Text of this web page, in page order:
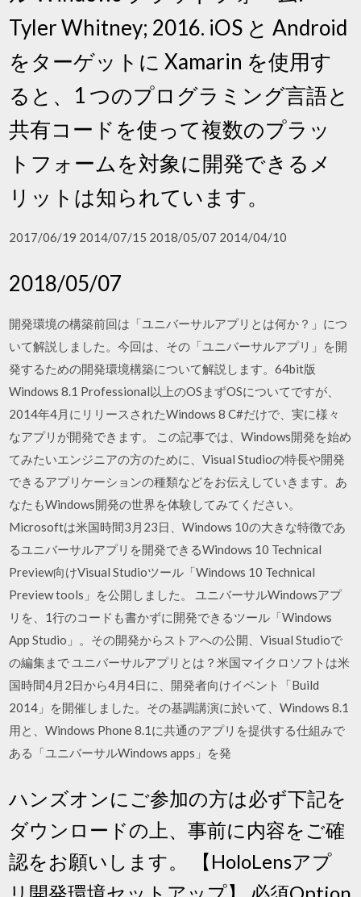
Tyler Whitney; 2016. iOS と Android
をターゲットに Xamarin を使用す
ると、1 つのプログラミング言語と
共有コードを使って複数のプラッ
トフォームを対象に開発できるメ
リットは知られています。
2017/06/19 2014/07/15 2018/05/07 2014/04/10
2018/05/07
開発環境の構築前回は「ユニバーサルアプリとは何か？」につ
いて解説しました。今回は、その「ユニバーサルアプリ」を開
発するための開発環境構築について解説します。64bit版
Windows 8.1 Professional以上のOSまずOSについてですが、
2014年4月にリリースされたWindows 8 C#だけで、実に様々
なアプリが開発できます。 この記事では、Windows開発を始め
てみたいエンジニアの方のために、Visual Studioの特長や開発
できるアプリケーションの種類などをお伝えしていきます。あ
なたもWindows開発の世界を体験してみてください。
Microsoftは米国時間3月23日、Windows 10の大きな特徴であ
るユニバーサルアプリを開発できるWindows 10 Technical
Preview向けVisual Studioツール「Windows 10 Technical
Preview tools」を公開しました。 ユニバーサルWindowsアプ
リを、1行のコードも書かずに開発できるツール「Windows
App Studio」。その開発からストアへの公開、Visual Studioで
の編集まで ユニバーサルアプリとは？米国マイクロソフトは米
国時間4月2日から4月4日に、開発者向けイベント「Build
2014」を開催しました。その基調講演に於いて、Windows 8.1
用と、Windows Phone 8.1に共通のアプリを提供する仕組みで
ある「ユニバーサルWindows apps」を発
ハンズオンにご参加の方は必ず下記を
ダウンロードの上、事前に内容をご確
認をお願いします。 【HoloLensアプ
リ開発環境セットアップ】 必須Option